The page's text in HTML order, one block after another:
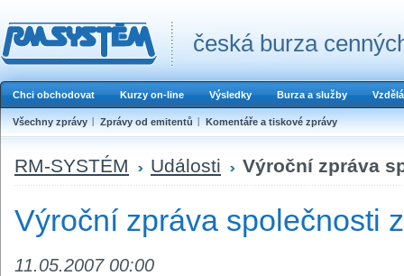
česká burza
Chci obchodovat Kurzy on-line Výsledky Burza a služby
Všechny zprávy Zprávy od emitentů Komentáře a tiskové zprávy
RM-SYSTÉM Události Výroční zpráva
Výroční zpráva společnosti
11.05.2007 00:00